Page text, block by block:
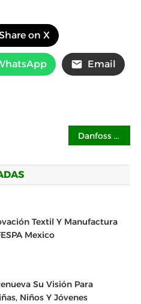
on X
Email
Danfoss participará en el Summit ALADYR Argentina 2026
Textil Y Manufactura
Mexico
Su Visión Para
Niños Y Jóvenes